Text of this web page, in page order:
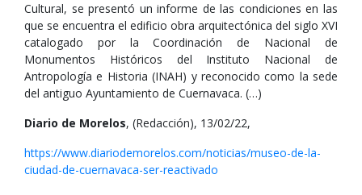
Cultural, se presentó un informe de las condiciones en las
que se encuentra el edificio obra arquitectónica del siglo XVI
catalogado por la Coordinación de Nacional de
Monumentos Históricos del Instituto Nacional de
Antropología e Historia (INAH) y reconocido como la sede
del antiguo Ayuntamiento de Cuernavaca. (…)
Diario de Morelos, (Redacción), 13/02/22,
https://www.diariodemorelos.com/noticias/museo-de-la-
ciudad-de-cuernavaca-ser-reactivado